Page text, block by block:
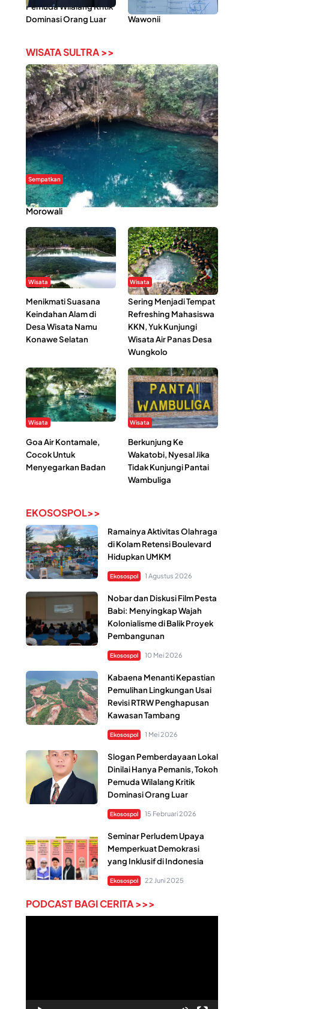
Pemuda Wilalang Kritik
Dominasi Orang Luar
Pertambangan di Pulau
Wawonii
WISATA SULTRA >>
Sempatkan
Danau Rebi-Rebi, Pesona Alam Tersembunyi di
Morowali
Wisata
Menikmati Suasana
Keindahan Alam di
Desa Wisata Namu
Konawe Selatan
Wisata
Sering Menjadi Tempat
Refreshing Mahasiswa
KKN, Yuk Kunjungi
Wisata Air Panas Desa
Wungkolo
Wisata
Goa Air Kontamale,
Cocok Untuk
Menyegarkan Badan
Wisata
Berkunjung Ke
Wakatobi, Nyesal Jika
Tidak Kunjungi Pantai
Wambuliga
EKOSOSPOL>>
Ramainya Aktivitas Olahraga
di Kolam Retensi Boulevard
Hidupkan UMKM
Ekosospol 1 Agustus 2026
Nobar dan Diskusi Film Pesta
Babi: Menyingkap Wajah
Kolonialisme di Balik Proyek
Pembangunan
Ekosospol 10 Mei 2026
Kabaena Menanti Kepastian
Pemulihan Lingkungan Usai
Revisi RTRW Penghapusan
Kawasan Tambang
Ekosospol 1 Mei 2026
Slogan Pemberdayaan Lokal
Dinilai Hanya Pemanis, Tokoh
Pemuda Wilalang Kritik
Dominasi Orang Luar
Ekosospol 15 Februari 2026
Seminar Perludem Upaya
Memperkuat Demokrasi
yang Inklusif di Indonesia
Ekosospol 22 Juni 2025
PODCAST BAGI CERITA >>>